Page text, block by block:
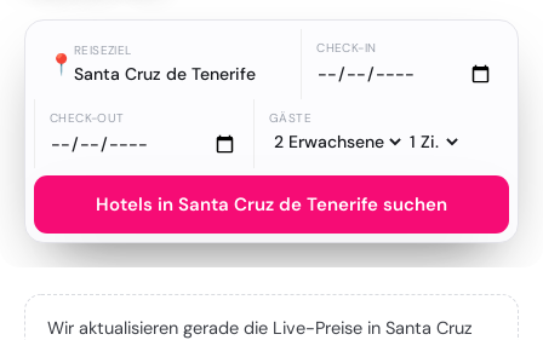
📍 REISEZIEL
Santa Cruz de Tenerife
CHECK-IN
CHECK-OUT GÄSTE
Hotels in Santa Cruz de Tenerife suchen
Wir aktualisieren gerade die Live-Preise in Santa Cruz